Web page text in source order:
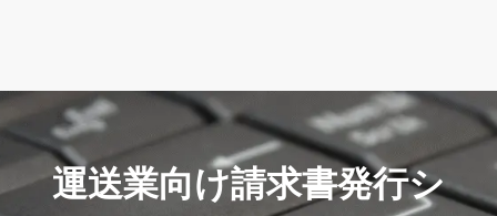
運送業向け請求書発行シ